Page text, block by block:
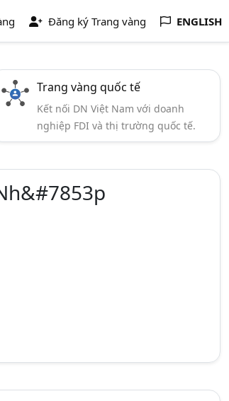
Đăng ký Trang vàng ENGLISH
Trang vàng quốc tế
Kết nối DN Việt Nam với doanh
nghiệp FDI và thị trường quốc tế.